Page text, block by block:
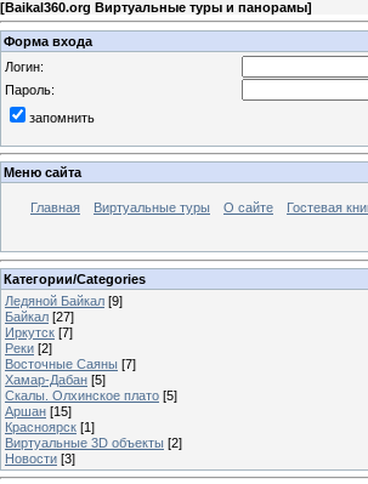
[Baikal360.org Виртуальные туры и панорамы]
Форма входа
Логин:
Пароль:
запомнить
Меню сайта
Главная Виртуальные туры О сайте Гостевая
Категории/Categories
Ледяной Байкал [9]
Байкал [27]
Иркутск [7]
Реки [2]
Восточные Саяны [7]
Хамар-Дабан [5]
Скалы. Олхинское плато [5]
Аршан [15]
Красноярск [1]
Виртуальные 3D объекты [2]
Новости [3]